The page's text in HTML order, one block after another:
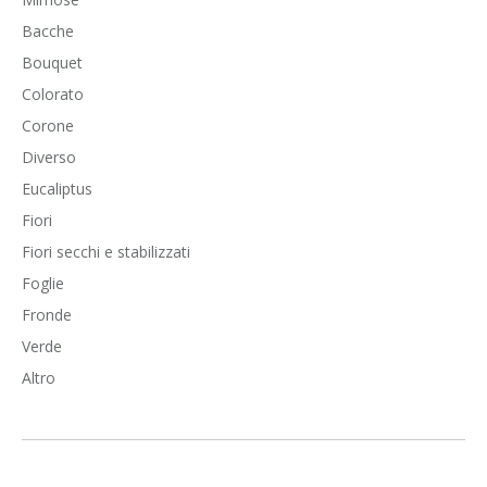
Bacche
Bouquet
Colorato
Corone
Diverso
Eucaliptus
Fiori
Fiori secchi e stabilizzati
Foglie
Fronde
Verde
Altro